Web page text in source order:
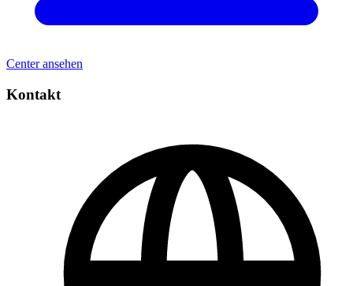
Center ansehen
Kontakt